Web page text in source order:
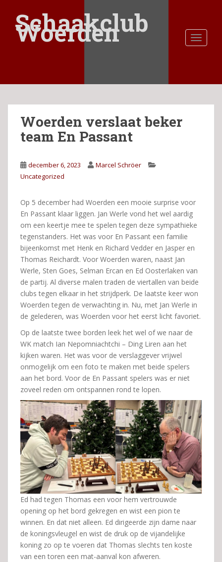
a
Schaakclub
Woerden
Woerden verslaat beker
team En Passant
december 6, 2023
Marcel Schröer
Uncategorized
Op 5 december had Woerden een mooie surprise voor
En Passant klaar liggen. Jan Werle vond het wel aardig
om een keertje mee te spelen tegen deze sympathieke
tegenstanders. Het was voor En Passant een familie
bijeenkomst met Henk en Richard Vedder en Jasper en
Thomas Reichardt. Voor Woerden waren, naast Jan
Werle, Sten Goes, Selman Ercan en Ed Oosterlaken van
de partij. Al diverse malen traden de viertallen van beide
clubs tegen elkaar in het strijdperk. De laatste keer won
Woerden tegen de verwachting in. Nu, met Jan Werle in
de gelederen, was Woerden voor het eerst licht favoriet.
Op de laatste twee borden leek het wel of we naar de
WK match Ian Nepomniachtchi – Ding Liren aan het
kijken waren. Het was voor de verslaggever vrijwel
onmogelijk om een foto te maken met beide spelers
aan het bord. Voor de En Passant spelers was er niet
zoveel reden om ontspannen rond te lopen.
Ed had tegen Thomas een voor hem vertrouwde
opening op het bord gekregen en wist een pion te
winnen. En dat niet alleen. Ed dirigeerde zijn dame naar
de koningsvleugel en wist de druk op de vijandelijke
koning zo op te voeren dat Thomas slechts ten koste
van een toren een mat-aanval kon afweren.